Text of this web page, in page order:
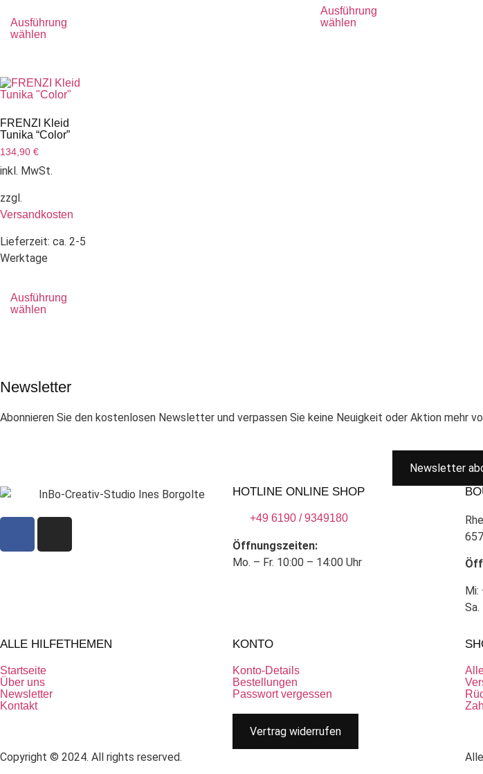
Ausführung
wählen
Ausführung
wählen
FRENZI Kleid
Tunika “Color”
134,90 €
inkl. MwSt.
zzgl.
Versandkosten
Lieferzeit: ca. 2-5
Werktage
Ausführung
wählen
Newsletter
Abonnieren Sie den kostenlosen Newsletter und verpassen Sie keine Neuigkeit oder Aktion mehr
Newsletter
HOTLINE ONLINE SHOP
+49 6190 / 9349180
Öffnungszeiten:
Mo. – Fr. 10:00 – 14:00 Uhr
ALLE HILFETHEMEN
Startseite
Über uns
Newsletter
Kontakt
KONTO
Konto-Details
Bestellungen
Passwort vergessen
Vertrag widerrufen
Copyright © 2024. All rights reserved.